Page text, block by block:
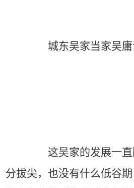
城东吴家当家吴庸
这吴家的发展一直顺
分拔尖，也没有什么低谷